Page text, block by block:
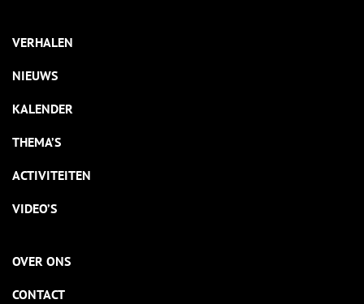
VERHALEN
NIEUWS
KALENDER
THEMA’S
ACTIVITEITEN
VIDEO’S
OVER ONS
CONTACT